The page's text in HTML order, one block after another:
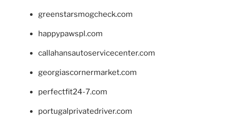
greenstarsmogcheck.com
happypawspl.com
callahansautoservicecenter.com
georgiascornermarket.com
perfectfit24-7.com
portugalprivatedriver.com